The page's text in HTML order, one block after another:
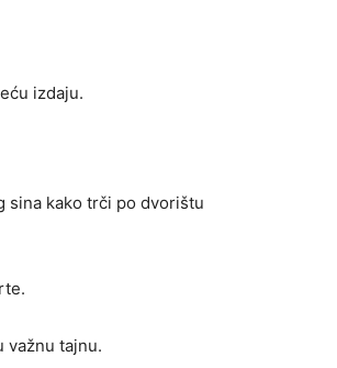
izdaju.
sina kako trči po dvorištu
važnu tajnu.